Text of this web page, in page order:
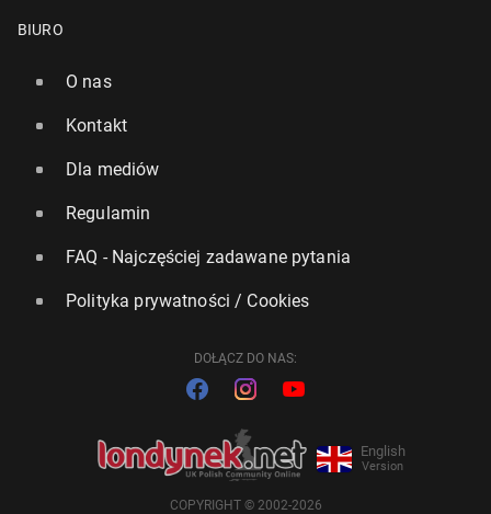
BIURO
O nas
Kontakt
Dla mediów
Regulamin
FAQ - Najczęściej zadawane pytania
Polityka prywatności / Cookies
DOŁĄCZ DO NAS:
English
Version
COPYRIGHT © 2002-2026